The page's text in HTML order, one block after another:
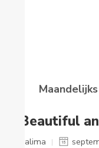
A Beautiful
Salima